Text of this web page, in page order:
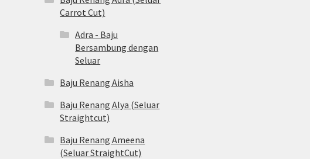
Carrot Cut)
Adra - Baju
Bersambung dengan
Seluar
Baju Renang Aisha
Baju Renang Alya (Seluar
Straightcut)
Baju Renang Ameena
(Seluar StraightCut)